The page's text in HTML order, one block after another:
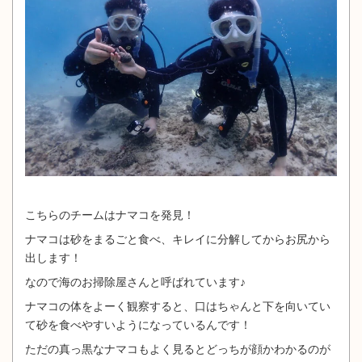
こちらのチームはナマコを発見！
ナマコは砂をまるごと食べ、キレイに分解してからお尻から
出します！
なので海のお掃除屋さんと呼ばれています♪
ナマコの体をよーく観察すると、口はちゃんと下を向いてい
て砂を食べやすいようになっているんです！
ただの真っ黒なナマコもよく見るとどっちが顔かわかるのが